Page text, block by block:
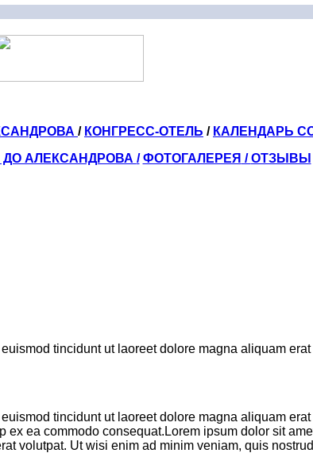
/ КОНГРЕСС-ОТЕЛЬ / КАЛЕНДАРЬ
ДО АЛЕКСАНДРОВА / ФОТОГАЛЕРЕЯ /ОТЗЫВЫ
tincidunt ut laoreet dolore magna aliquam
tincidunt ut laoreet dolore magna aliquam
ea commodo consequat.Lorem ipsum dolor sit
volutpat. Ut wisi enim ad minim veniam, quis